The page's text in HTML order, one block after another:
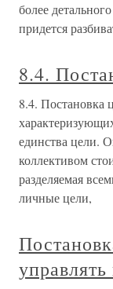
более
придется
8.4.
8.4. Постановка
единства цели.
коллективом
разделяемая
личные цели,